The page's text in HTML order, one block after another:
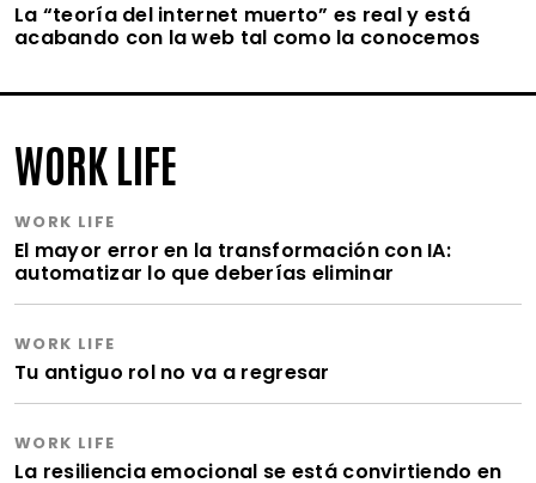
La “teoría del internet muerto” es real y está
acabando con la web tal como la conocemos
WORK LIFE
WORK LIFE
El mayor error en la transformación con IA:
automatizar lo que deberías eliminar
WORK LIFE
Tu antiguo rol no va a regresar
WORK LIFE
La resiliencia emocional se está convirtiendo en